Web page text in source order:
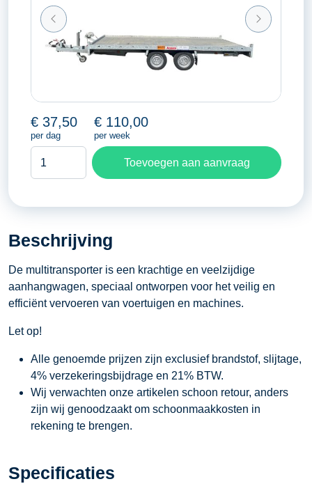
€ 37,50
per dag
€ 110,00
per week
Aanhangwagen
aantal
Toevoegen aan aanvraag
Beschrijving
De multitransporter is een krachtige en veelzijdige
aanhangwagen, speciaal ontworpen voor het veilig en
efficiënt vervoeren van voertuigen en machines.
Let op!
Alle genoemde prijzen zijn exclusief brandstof, slijtage,
4% verzekeringsbijdrage en 21% BTW.
Wij verwachten onze artikelen schoon retour, anders
zijn wij genoodzaakt om schoonmaakkosten in
rekening te brengen.
Specificaties